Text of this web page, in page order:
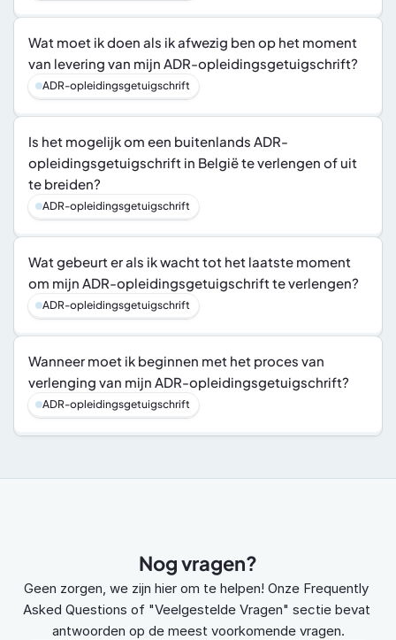
Wat moet ik doen als ik afwezig ben op het moment
van levering van mijn ADR-opleidingsgetuigschrift?
ADR-opleidingsgetuigschrift
Is het mogelijk om een buitenlands ADR-
opleidingsgetuigschrift in België te verlengen of uit
te breiden?
ADR-opleidingsgetuigschrift
Wat gebeurt er als ik wacht tot het laatste moment
om mijn ADR-opleidingsgetuigschrift te verlengen?
ADR-opleidingsgetuigschrift
Wanneer moet ik beginnen met het proces van
verlenging van mijn ADR-opleidingsgetuigschrift?
ADR-opleidingsgetuigschrift
Nog vragen?
Geen zorgen, we zijn hier om te helpen! Onze Frequently
Asked Questions of "Veelgestelde Vragen" sectie bevat
antwoorden op de meest voorkomende vragen.